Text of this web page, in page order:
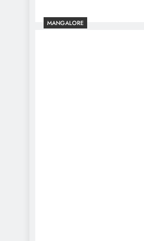
MANGALORE